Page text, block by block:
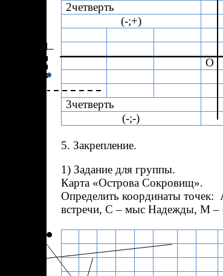
2четверть
(-;+)
О
3четверть
(-;-)
5. Закрепление.
1) Задание для группы.
Карта «Острова Сокровищ».
Определить координаты
встречи, С – мыс Надежды, М –